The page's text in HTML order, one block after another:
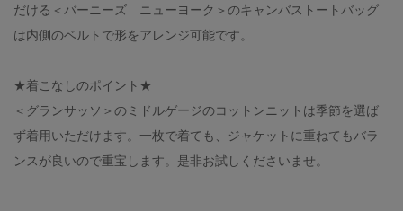
だける＜バーニーズ ニューヨーク＞のキャンバストートバッグ
は内側のベルトで形をアレンジ可能です。
★着こなしのポイント★
＜グランサッソ＞のミドルゲージのコットンニットは季節を選ば
ず着用いただけます。一枚で着ても、ジャケットに重ねてもバラ
ンスが良いので重宝します。是非お試しくださいませ。